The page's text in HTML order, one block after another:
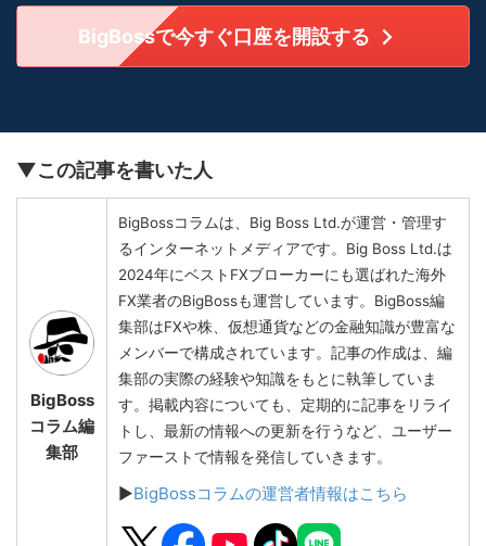
BigBossで今すぐ口座を開設する
▼この記事を書いた人
BigBoss
コラム編
集部
BigBossコラムは、Big Boss Ltd.が運営・管理す
るインターネットメディアです。Big Boss Ltd.は
2024年にベストFXブローカーにも選ばれた海外
FX業者のBigBossも運営しています。BigBoss編
集部はFXや株、仮想通貨などの金融知識が豊富な
メンバーで構成されています。記事の作成は、編
集部の実際の経験や知識をもとに執筆していま
す。掲載内容についても、定期的に記事をリライ
トし、最新の情報への更新を行うなど、ユーザー
ファーストで情報を発信していきます。
▶BigBossコラムの運営者情報はこちら